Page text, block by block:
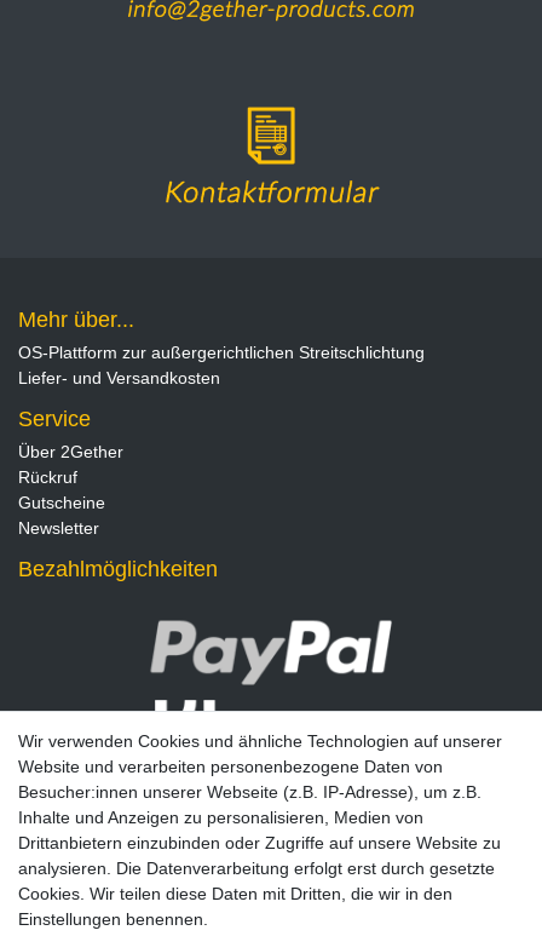
Mehr über...
OS-Plattform zur außergerichtlichen Streitschlichtung
Liefer- und Versandkosten
Service
Über 2Gether
Rückruf
Gutscheine
Newsletter
Bezahlmöglichkeiten
Newsletter
E-MAIL **
Wir verwenden Cookies und ähnliche Technologien auf unserer
Website und verarbeiten personenbezogene Daten von
Besucher:innen unserer Webseite (z.B. IP-Adresse), um z.B.
Inhalte und Anzeigen zu personalisieren, Medien von
Drittanbietern einzubinden oder Zugriffe auf unsere Website zu
analysieren. Die Datenverarbeitung erfolgt erst durch gesetzte
Cookies. Wir teilen diese Daten mit Dritten, die wir in den
Einstellungen benennen.